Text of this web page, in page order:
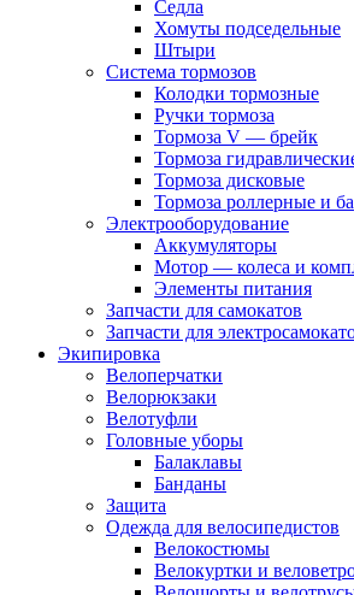
Седла
Хомуты подседельные
Штыри
Система тормозов
Колодки тормозные
Ручки тормоза
Тормоза V — брейк
Тормоза
Тормоза дисковые
Тормоза роллерные и
Электрооборудование
Аккумуляторы
Мотор — колеса и
Элементы питания
Запчасти для самокатов
Запчасти для
Экипировка
Велоперчатки
Велорюкзаки
Велотуфли
Головные уборы
Балаклавы
Банданы
Защита
Одежда для велосипедистов
Велокостюмы
Велокуртки и